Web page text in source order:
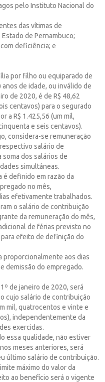
pelo Instituto Nacional do
das vítimas de
de Pernambuco;
deficiência; e
por filho ou equiparado de
de idade, ou inválido de
de 2020, é de R$ 48,62
centavos) para o segurado
a R$ 1.425,56 (um mil,
e seis centavos).
considera-se remuneração
salário de
dos salários de
simultâneas.
é definido em razão da
no mês,
efetivamente trabalhados.
o salário de contribuição
da remuneração do mês,
de férias previsto no
efeito de definição do
proporcionalmente aos dias
demissão do empregado.
de janeiro de 2020, será
cujo salário de contribuição
mil, quatrocentos e vinte e
independentemente da
exercidas.
essa qualidade, não estiver
meses anteriores, será
último salário de contribuição.
máximo do valor da
ao benefício será o vigente